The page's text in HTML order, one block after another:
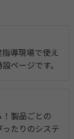
導現場で使え
ページです。
製品ごとの
ったりのシステ